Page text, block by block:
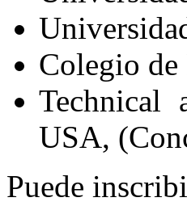
Colegio
Technical
USA,
Puede